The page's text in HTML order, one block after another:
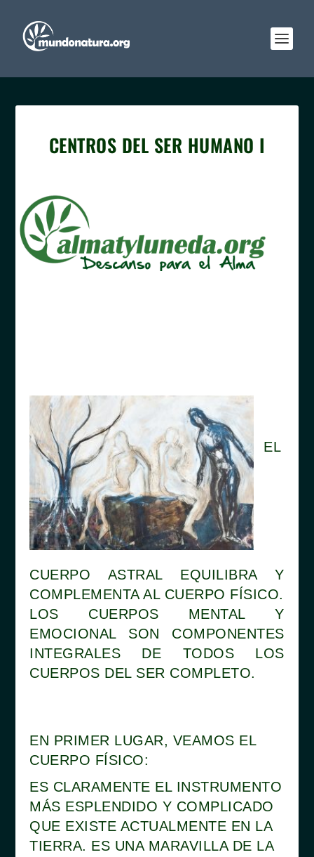
CENTROS DEL SER HUMANO I
EL
CUERPO ASTRAL EQUILIBRA Y
COMPLEMENTA AL CUERPO FÍSICO.
LOS CUERPOS MENTAL Y
EMOCIONAL SON COMPONENTES
INTEGRALES DE TODOS LOS
CUERPOS DEL SER COMPLETO.
EN PRIMER LUGAR, VEAMOS EL
CUERPO FÍSICO:
ES CLARAMENTE EL INSTRUMENTO
MÁS ESPLENDIDO Y COMPLICADO
QUE EXISTE ACTUALMENTE EN LA
TIERRA. ES UNA MARAVILLA DE LA